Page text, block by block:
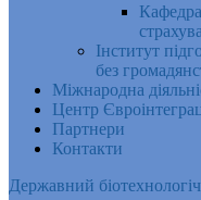
Інститут
без
Міжнародна
Центр
Партнери
Контакти
Державний